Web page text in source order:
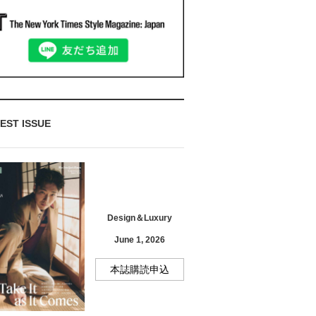
ISSUE
Design＆Luxury
June 1, 2026
本誌購読申込